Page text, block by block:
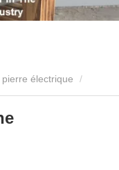
électrique